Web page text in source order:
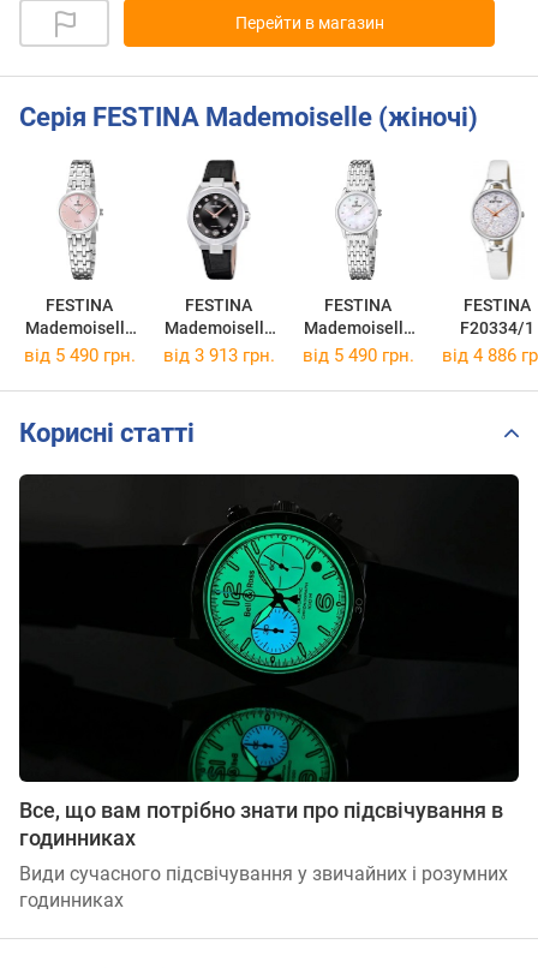
Перейти в магазин
Серія FESTINA Mademoiselle (жіночі)
FESTINA
Mademoiselle
F20746/2
FESTINA
Mademoiselle
F20701/5
FESTINA
Mademoiselle
F20749/1
FESTINA
F20334/1
від 5 490 грн. від 3 913 грн. від 5 490 грн. від 4 886
Корисні статті
Все, що вам потрібно знати про підсвічування в
годинниках
Види сучасного підсвічування у звичайних і розумних
годинниках